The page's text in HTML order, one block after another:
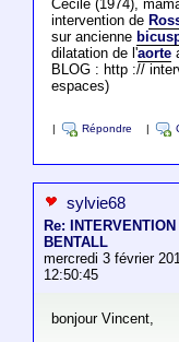
Cécile (1974),
intervention de
sur ancienne
dilatation de l'aorte
BLOG : http ://
espaces)
Répondre
sylvie68
Re: INTERVENTION
BENTALL
mercredi 3 février
12:50:45
bonjour Vincent,